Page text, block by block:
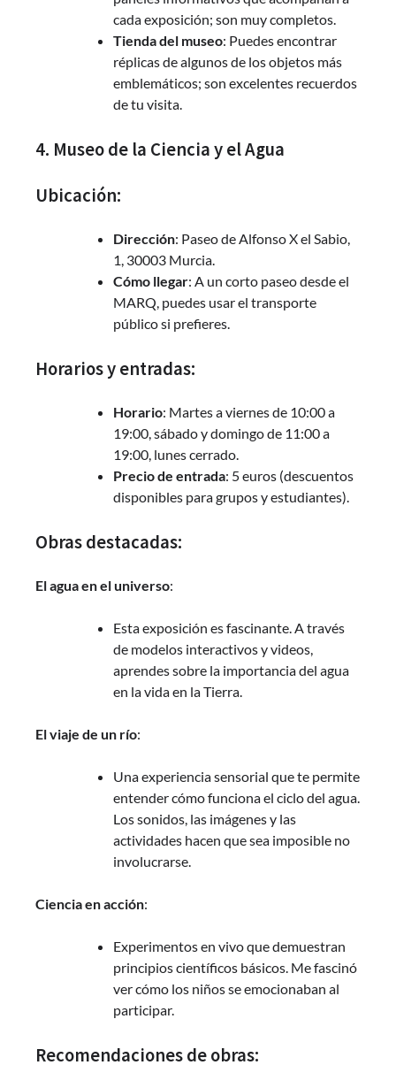
cada exposición; son muy completos.
Tienda del museo: Puedes encontrar
réplicas de algunos de los objetos más
emblemáticos; son excelentes recuerdos
de tu visita.
4. Museo de la Ciencia y el Agua
Ubicación:
Dirección: Paseo de Alfonso X el Sabio,
1, 30003 Murcia.
Cómo llegar: A un corto paseo desde el
MARQ, puedes usar el transporte
público si prefieres.
Horarios y entradas:
Horario: Martes a viernes de 10:00 a
19:00, sábado y domingo de 11:00 a
19:00, lunes cerrado.
Precio de entrada: 5 euros (descuentos
disponibles para grupos y estudiantes).
Obras destacadas:
El agua en el universo:
Esta exposición es fascinante. A través
de modelos interactivos y videos,
aprendes sobre la importancia del agua
en la vida en la Tierra.
El viaje de un río:
Una experiencia sensorial que te permite
entender cómo funciona el ciclo del agua.
Los sonidos, las imágenes y las
actividades hacen que sea imposible no
involucrarse.
Ciencia en acción:
Experimentos en vivo que demuestran
principios científicos básicos. Me fascinó
ver cómo los niños se emocionaban al
participar.
Recomendaciones de obras: